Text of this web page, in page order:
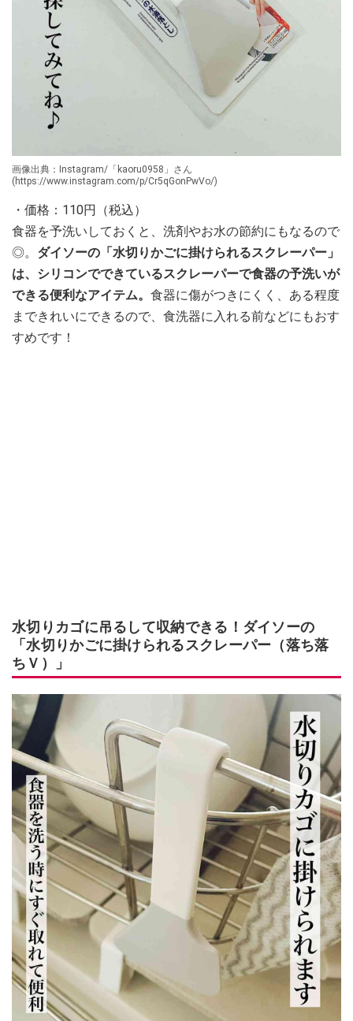
画像出典：Instagram/「kaoru0958」さん
(https://www.instagram.com/p/Cr5qGonPwVo/)
・価格：110円（税込）
食器を予洗いしておくと、洗剤やお水の節約にもなるので
◎。 ダイソーの「水切りかごに掛けられるスクレーパー」
は、シリコンでできているスクレーパーで食器の予洗いが
できる便利なアイテム。 食器に傷がつきにくく、ある程度
まできれいにできるので、食洗器に入れる前などにもおす
すめです！
水切りカゴに吊るして収納できる！ダイソーの
「水切りかごに掛けられるスクレーパー（落ち落
ちＶ）」